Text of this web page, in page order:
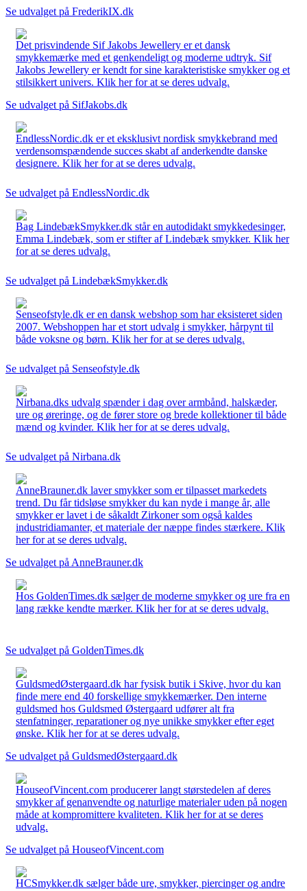
Se udvalget på FrederikIX.dk
Det prisvindende Sif Jakobs Jewellery er et dansk
smykkemærke med et genkendeligt og moderne udtryk. Sif
Jakobs Jewellery er kendt for sine karakteristiske smykker og et
stilsikkert univers. Klik her for at se deres udvalg.
Se udvalget på SifJakobs.dk
EndlessNordic.dk er et eksklusivt nordisk smykkebrand med
verdensomspændende succes skabt af anderkendte danske
designere. Klik her for at se deres udvalg.
Se udvalget på EndlessNordic.dk
Bag LindebækSmykker.dk står en autodidakt smykkedesinger,
Emma Lindebæk, som er stifter af Lindebæk smykker. Klik her
for at se deres udvalg.
Se udvalget på LindebækSmykker.dk
Senseofstyle.dk er en dansk webshop som har eksisteret siden
2007. Webshoppen har et stort udvalg i smykker, hårpynt til
både voksne og børn. Klik her for at se deres udvalg.
Se udvalget på Senseofstyle.dk
Nirbana.dks udvalg spænder i dag over armbånd, halskæder,
ure og øreringe, og de fører store og brede kollektioner til både
mænd og kvinder. Klik her for at se deres udvalg.
Se udvalget på Nirbana.dk
AnneBrauner.dk laver smykker som er tilpasset markedets
trend. Du får tidsløse smykker du kan nyde i mange år, alle
smykker er lavet i de såkaldt Zirkoner som også kaldes
industridiamanter, et materiale der næppe findes stærkere. Klik
her for at se deres udvalg.
Se udvalget på AnneBrauner.dk
Hos GoldenTimes.dk sælger de moderne smykker og ure fra en
lang række kendte mærker. Klik her for at se deres udvalg.
Se udvalget på GoldenTimes.dk
GuldsmedØstergaard.dk har fysisk butik i Skive, hvor du kan
finde mere end 40 forskellige smykkemærker. Den interne
guldsmed hos Guldsmed Østergaard udfører alt fra
stenfatninger, reparationer og nye unikke smykker efter eget
ønske. Klik her for at se deres udvalg.
Se udvalget på GuldsmedØstergaard.dk
HouseofVincent.com producerer langt størstedelen af deres
smykker af genanvendte og naturlige materialer uden på nogen
måde at kompromittere kvaliteten. Klik her for at se deres
udvalg.
Se udvalget på HouseofVincent.com
HCSmykker.dk sælger både ure, smykker, piercinger og andre